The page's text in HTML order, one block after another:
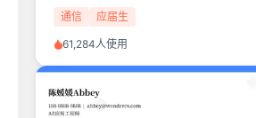
通信 应届生
61,284人使用